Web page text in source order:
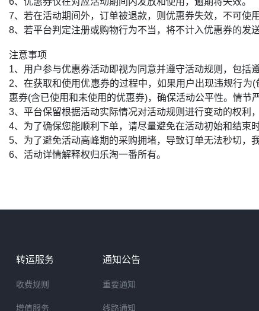
7、若在活动期间外，订单被退款，则优惠券失效，不可使用
8、若平台判定注册或购物行为不当，将不计入优惠券的发
注意事项
1、用户参与优惠券活动即视为同意并遵守活动规则，包括
2、在获取和使用优惠券的过程中，如果用户出现违规行
惠券(含已使用和未使用的优惠券)，确保活动公平性。情节
3、平台保留根据活动实际情况对活动规则进行变动的权利
4、为了确保您能顺利下单，请尽量避免在活动初始和结束
5、为了避免活动高峰期的采购拥堵，导致订单无法秒切，
6、活动详情解释权归乐淘一番所有。
转运服务
收费规则
增值服务
通知公告
重要通知
线路通知